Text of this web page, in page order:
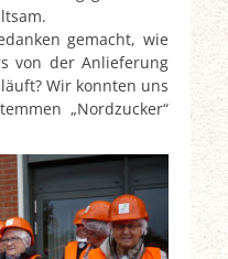
gemacht, wie
von der Anlieferung
Wir konnten uns
„Nordzucker“